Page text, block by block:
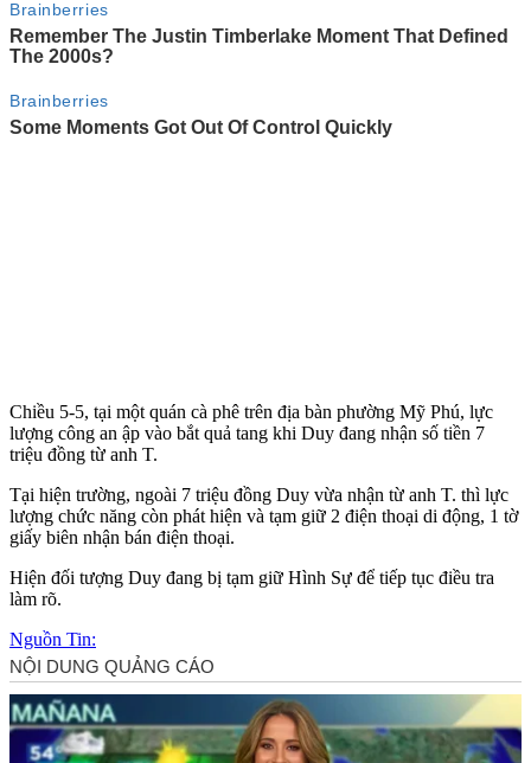
Chiều 5-5, tại một quán cà phê trên địa bàn phường Mỹ Phú, lực
lượng công an ập vào bắt quả tang khi Duy đang nhận số tiền 7
triệu đồng từ anh T.
Tại hiện trường, ngoài 7 triệu đồng Duy vừa nhận từ anh T. thì lực
lượng chức năng còn phát hiện và tạm giữ 2 điện thoại di động, 1 tờ
giấy biên nhận bán điện thoại.
Hiện đối tượng Duy đang bị tạm giữ Hình Sự để tiếp tục điều tra
làm rõ.
Nguồn Tin: